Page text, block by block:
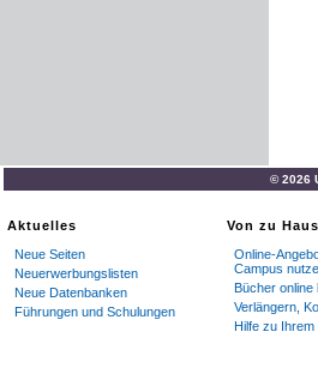
© 2026
Aktuelles
Neue Seiten
Neuerwerbungslisten
Neue Datenbanken
Führungen und Schulungen
Von zu
Online-
Campus
Bücher online
Verlängern,
Hilfe zu Ihrem